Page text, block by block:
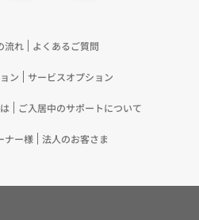
流れ よくあるご質問
ン サービスオプション
ご入居中のサポートについて
ナー様 法人のお客さま